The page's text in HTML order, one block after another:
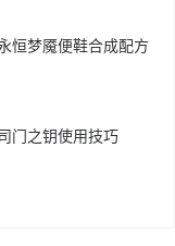
恒梦魇便鞋合成配方
门之钥使用技巧